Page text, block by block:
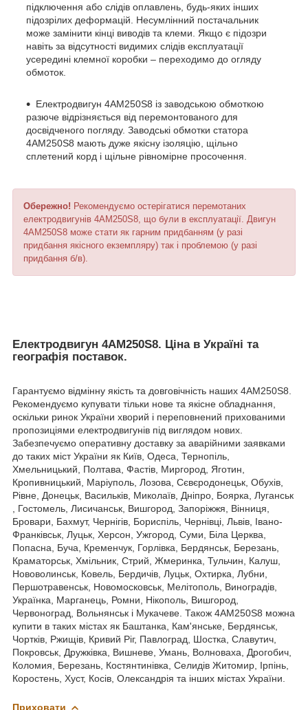
підключення або слідів оплавлень, будь-яких інших
підозрілих деформацій. Несумлінний постачальник
може замінити кінці виводів та клеми. Якщо є підозри
навіть за відсутності видимих слідів експлуатації
усередині клемної коробки – переходимо до огляду
обмоток.
Електродвигун 4АМ250S8 із заводською обмоткою
разюче відрізняється від перемонтованого для
досвідченого погляду. Заводські обмотки статора
4АМ250S8 мають дуже якісну ізоляцію, щільно
сплетений корд і щільне рівномірне просочення.
Обережно! Рекомендуємо остерігатися перемотаних
електродвигунів 4АМ250S8, що були в експлуатації. Двигун
4АМ250S8 може стати як гарним придбанням (у разі
придбання якісного екземпляру) так і проблемою (у разі
придбання б/в).
Електродвигун 4АМ250S8. Ціна в Україні та
географія поставок.
Гарантуємо відмінну якість та довговічність наших 4АМ250S8.
Рекомендуємо купувати тільки нове та якісне обладнання,
оскільки ринок України хворий і переповнений прихованими
пропозиціями електродвигунів під виглядом нових.
Забезпечуємо оперативну доставку за аварійними заявками
до таких міст України як Київ, Одеса, Тернопіль,
Хмельницький, Полтава, Фастів, Миргород, Яготин,
Кропивницький, Маріуполь, Лозова, Сєвєродонецьк, Обухів,
Рівне, Донецьк, Васильків, Миколаїв, Дніпро, Боярка, Луганськ
, Гостомель, Лисичанськ, Вишгород, Запоріжжя, Вінниця,
Бровари, Бахмут, Чернігів, Бориспіль, Чернівці, Львів, Івано-
Франківськ, Луцьк, Херсон, Ужгород, Суми, Біла Церква,
Попасна, Буча, Кременчук, Горлівка, Бердянськ, Березань,
Краматорськ, Хмільник, Стрий, Жмеринка, Тульчин, Калуш,
Нововолинськ, Ковель, Бердичів, Луцьк, Охтирка, Лубни,
Першотравенськ, Новомосковськ, Мелітополь, Виноградів,
Українка, Марганець, Ромни, Нікополь, Вишгород,
Червоноград, Вольнянськ і Мукачеве. Також 4АМ250S8 можна
купити в таких містах як Баштанка, Кам'янське, Бердянськ,
Чортків, Ржищів, Кривий Ріг, Павлоград, Шостка, Славутич,
Покровськ, Дружківка, Вишневе, Умань, Волноваха, Дрогобич,
Коломия, Березань, Костянтинівка, Селидів Житомир, Ірпінь,
Коростень, Хуст, Косів, Олександрія та інших містах України.
Приховати